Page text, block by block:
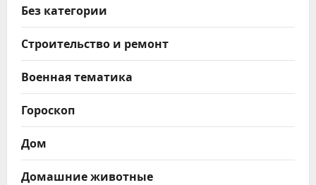
Без категории
Строительство и ремонт
Военная тематика
Гороскоп
Дом
Домашние животные